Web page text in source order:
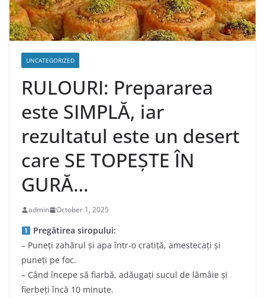
UNCATEGORIZED
RULOURI: Prepararea
este SIMPLĂ, iar
rezultatul este un desert
care SE TOPEȘTE ÎN
GURĂ…
admin October 1, 2025
Pregătirea siropului:
– Puneți zahărul și apa într-o cratiță, amestecați și
puneți pe foc.
– Când începe să fiarbă, adăugați sucul de lămâie și
fierbeți încă 10 minute.